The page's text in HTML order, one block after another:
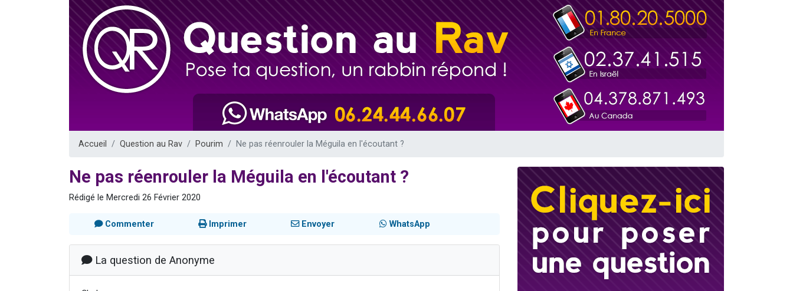
2 nouvelles musiques dans Torah-Box Music
8 personnes viennent de faire un don pour Tsédaka : pauvres d'Israel
Nouvelle émission radio : Visions de grandeur n°104 : Le Chabbath et le Birkat Hamazone à travers le temps
Ariel vient de donner son Maasser
Il reste 49 places pour étudier en groupe sur Zoom
Eva vient de donner son Maasser
Accueil Question au Rav Pourim Ne pas réenrouler la Méguila en l'écoutant ?
Ne pas réenrouler la Méguila en l'écoutant ?
Rédigé le Mercredi 26 Février 2020
Commenter Imprimer Envoyer WhatsApp
La question de Anonyme